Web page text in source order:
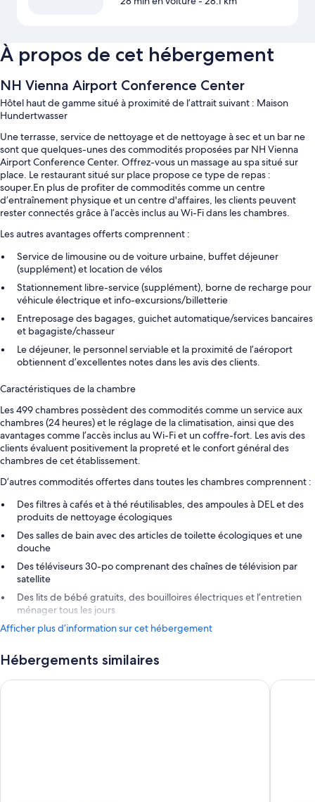
À propos de cet hébergement
NH Vienna Airport Conference Center
Hôtel haut de gamme situé à proximité de l’attrait suivant : Maison
Hundertwasser
Une terrasse, service de nettoyage et de nettoyage à sec et un bar ne
sont que quelques-unes des commodités proposées par NH Vienna
Airport Conference Center. Offrez-vous un massage au spa situé sur
place. Le restaurant situé sur place propose ce type de repas :
souper.En plus de profiter de commodités comme un centre
d’entraînement physique et un centre d'affaires, les clients peuvent
rester connectés grâce à l’accès inclus au Wi-Fi dans les chambres.
Les autres avantages offerts comprennent :
Service de limousine ou de voiture urbaine, buffet déjeuner
(supplément) et location de vélos
Stationnement libre-service (supplément), borne de recharge pour
véhicule électrique et info-excursions/billetterie
Entreposage des bagages, guichet automatique/services bancaires
et bagagiste/chasseur
Le déjeuner, le personnel serviable et la proximité de l’aéroport
obtiennent d’excellentes notes dans les avis des clients.
Caractéristiques de la chambre
Les 499 chambres possèdent des commodités comme un service aux
chambres (24 heures) et le réglage de la climatisation, ainsi que des
avantages comme l’accès inclus au Wi-Fi et un coffre-fort. Les avis des
clients évaluent positivement la propreté et le confort général des
chambres de cet établissement.
D’autres commodités offertes dans toutes les chambres comprennent :
Des filtres à cafés et à thé réutilisables, des ampoules à DEL et des
produits de nettoyage écologiques
Des salles de bain avec des articles de toilette écologiques et une
douche
Des téléviseurs 30-po comprenant des chaînes de télévision par
satellite
Des lits de bébé gratuits, des bouilloires électriques et l’entretien
ménager tous les jours
Afficher plus d’information sur cet hébergement
Hébergements similaires
Moxy Vienna Airport